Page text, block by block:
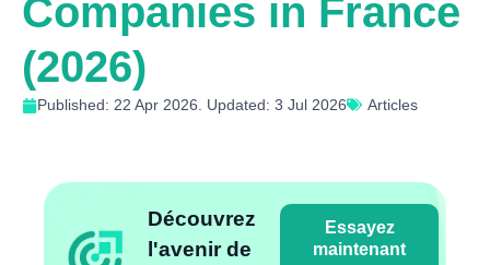
Companies in France
(2026)
Published: 22 Apr 2026. Updated: 3 Jul 2026 Articles
Découvrez
l'avenir de
Essayez
maintenant